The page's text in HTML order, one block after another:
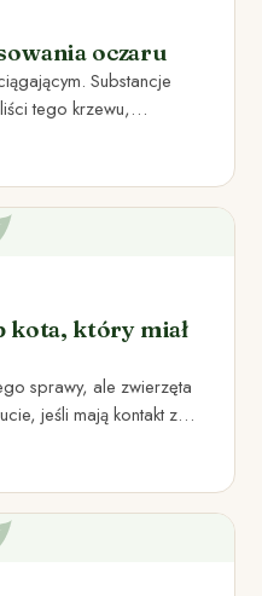
oczaru
Substancje
tego krzewu,
kota, który miał
sprawy, ale zwierzęta
jeśli mają kontakt z…